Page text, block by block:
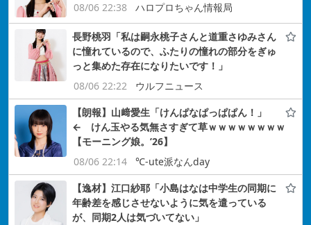
08/06 22:38 ハロプロちゃん情報局
長野桃羽「私は嗣永桃子さんと道重さゆみさん
に憧れているので、ふたりの憧れの部分をぎゅ
っと集めた存在になりたいです！」
08/06 22:22
ウルフニュース
【朗報】山﨑愛生「けんぱなぱっぱぱん！」
← けん玉やる気無さすぎて草ｗｗｗｗｗｗｗｗ
【モーニング娘。’26】
08/06 22:14
℃-ute派なんday
【逸材】江口紗耶「小島はなは中学生の同期に
年齢差を感じさせないように気を遣っている
が、同期2人は気づいてない」